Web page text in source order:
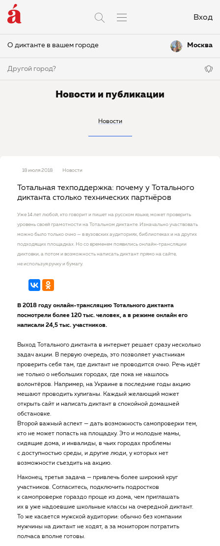
Вход
О диктанте в вашем городе Москва
Другой город?
Новости и публикации
Новости
18 июля 2018 Новости
Тотальная техподдержка: почему у Тотального
диктанта столько технических партнёров
Уже 14 лет любой, кто говорит и пишет на русском языке, может проверить
уровень своей грамотности на Тотальном диктанте. Изначально участвовать
можно было только очно — в вузовских аудиториях, библиотеках и на других
подходящих площадках. Но со временем появились онлайн-трансляции
диктовки, а потом и возможность написать диктант прямо на сайте,
не используя ручку и бумагу.
В 2018 году онлайн-трансляцию Тотального диктанта
посмотрели более 120 тыс. человек, а в режиме онлайн его
написали 24,5 тыс. участников.
Выход Тотального диктанта в интернет решает сразу несколько
задач акции. В первую очередь, это позволяет участникам
проверить себя там, где диктант не проводится очно. Речь идёт
не только о небольших городах, где пока не нашлось
волонтёров. Например, на Украине в последние годы акцию
мешают проводить хулиганы. Каждый желающий может
открыть сайт и написать диктант в спокойной домашней
обстановке.
Второй важный аспект — дать возможность самопроверки тем,
кто не может попасть на площадку. Это и молодые мамы,
сидящие дома, и инвалиды, в чьих городах проблемы
с доступностью среды, и другие люди, у которых нет
возможности съездить на акцию.
Наконец, третья задача — привлечь более широкий круг
участников. Согласитесь, подключить подростков
к самопроверке гораздо проще из дома, чем приглашать
их в уже надоевшие школьные классы на очередной диктант.
То же касается мужской аудитории: обычно без компании
мужчины на диктант не ходят, а за монитором потратить
полчаса вполне готовы.